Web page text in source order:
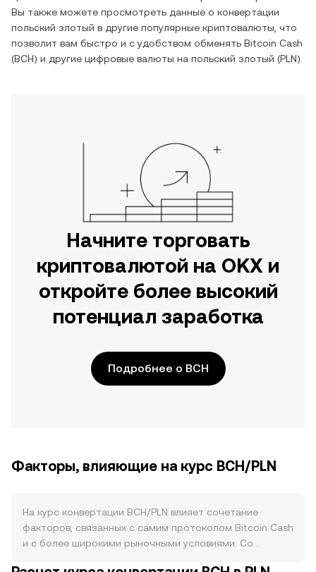
Вы также можете просмотреть данные о конвертации
польский злотый в другие популярные криптовалюты, что
позволит вам быстро и с удобством обменять Bitcoin Cash
(BCH) и другие цифровые валюты на польский злотый (PLN).
Начните торговать
криптовалютой на OKX и
откройте более высокий
потенциал заработка
Подробнее о BCH
Факторы, влияющие на курс BCH/PLN
На курс конвертации BCH/PLN влияет сочетание
факторов, связанных с самим протоколом Bitcoin Cash
и с более широкими рыночными условиями. Со